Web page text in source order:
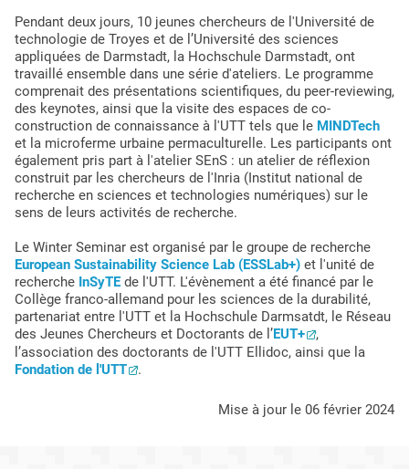
Pendant deux jours, 10 jeunes chercheurs de l'Université de
technologie de Troyes et de l’Université des sciences
appliquées de Darmstadt, la Hochschule Darmstadt, ont
travaillé ensemble dans une série d'ateliers. Le programme
comprenait des présentations scientifiques, du peer-reviewing,
des keynotes, ainsi que la visite des espaces de co-
construction de connaissance à l'UTT tels que le MINDTech
et la microferme urbaine permaculturelle. Les participants ont
également pris part à l'atelier SEnS : un atelier de réflexion
construit par les chercheurs de l'Inria (Institut national de
recherche en sciences et technologies numériques) sur le
sens de leurs activités de recherche.
Le Winter Seminar est organisé par le groupe de recherche
European Sustainability Science Lab (ESSLab+) et l'unité de
recherche InSyTE de l'UTT. L'évènement a été financé par le
Collège franco-allemand pour les sciences de la durabilité,
partenariat entre l'UTT et la Hochschule Darmsatdt, le Réseau
des Jeunes Chercheurs et Doctorants de l’EUT+
,
l’association des doctorants de l'UTT Ellidoc, ainsi que la
Fondation de l'UTT
.
mise à jour le 06 février 2024